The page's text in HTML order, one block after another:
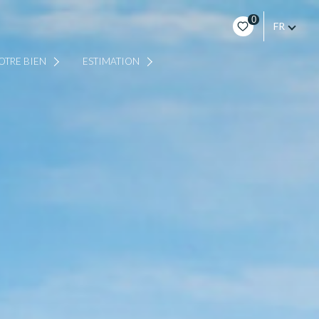
0
FR
BIEN ESTIMATION
EN LIGNE